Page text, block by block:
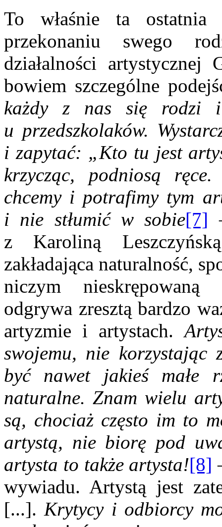
To właśnie ta
przekonaniu swego
działalności artystycznej
bowiem szczególne
każdy z nas się rodzi
u przedszkolaków.
i zapytać: „Kto tu jest
krzycząc, podniosą
chcemy i potrafimy tym
i nie stłumić w sobie[7]
z Karoliną
zakładająca naturalność,
niczym nieskrępowaną
odgrywa zresztą bardzo
artyzmie i artystach.
swojemu, nie korzystając
być nawet jakieś małe
naturalne. Znam wielu
są, chociaż często im to
artystą, nie biorę pod
artysta to także artysta![8]
wywiadu. Artystą jest
[...]. Krytycy i odbiorcy